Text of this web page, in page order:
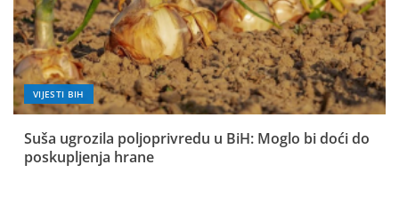
VIJESTI BIH
Suša ugrozila poljoprivredu u BiH: Moglo bi doći do
poskupljenja hrane